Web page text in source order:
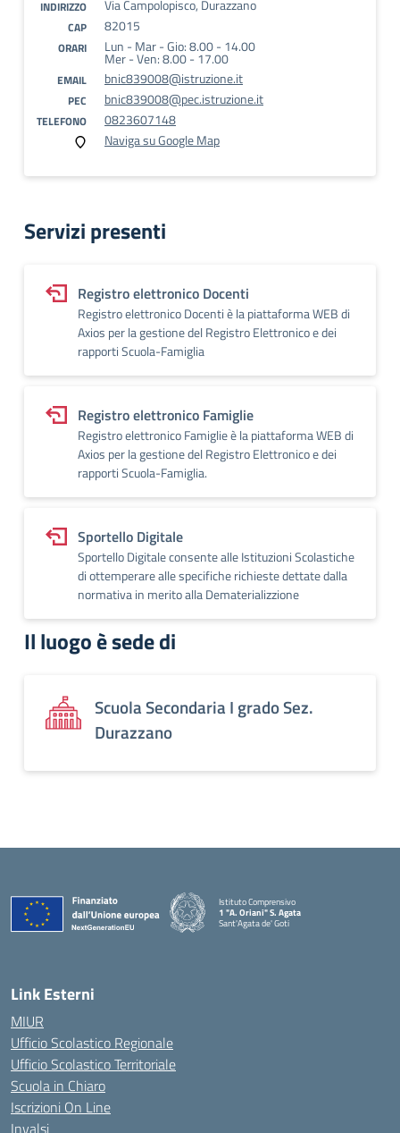
INDIRIZZO Via Campolopisco, Durazzano
CAP 82015
ORARI Lun - Mar - Gio: 8.00 - 14.00
Mer - Ven: 8.00 - 17.00
EMAIL bnic839008@istruzione.it
PEC bnic839008@pec.istruzione.it
TELEFONO
0823607148
Naviga su Google Map
Servizi presenti
Registro elettronico Docenti
Registro elettronico Docenti è la piattaforma WEB di
Axios per la gestione del Registro Elettronico e dei
rapporti Scuola-Famiglia
Registro elettronico Famiglie
Registro elettronico Famiglie è la piattaforma WEB di
Axios per la gestione del Registro Elettronico e dei
rapporti Scuola-Famiglia.
Sportello Digitale
Sportello Digitale consente alle Istituzioni Scolastiche
di ottemperare alle specifiche richieste dettate dalla
normativa in merito alla Dematerializzione
Il luogo è sede di
Scuola Secondaria I grado Sez.
Durazzano
Istituto Comprensivo
1 "A. Oriani" S. Agata
Sant'Agata de' Goti
— Visita la pagina iniziale della scuola
Link Esterni
MIUR
Ufficio Scolastico Regionale
Ufficio Scolastico Territoriale
Scuola in Chiaro
Iscrizioni On Line
Invalsi